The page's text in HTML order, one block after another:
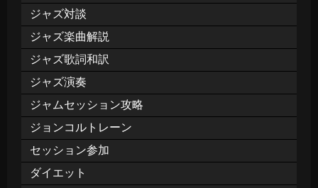
ジャズ対談
ジャズ楽曲解説
ジャズ歌詞和訳
ジャズ演奏
ジャムセッション攻略
ジョンコルトレーン
セッション参加
ダイエット